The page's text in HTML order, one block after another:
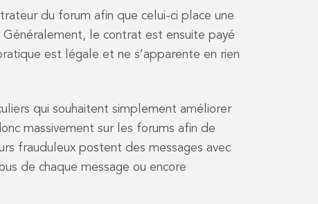
du forum afin que celui-ci place une
le contrat est ensuite payé
est légale et ne s’apparente en rien
qui souhaitent simplement améliorer
massivement sur les forums afin de
frauduleux postent des messages avec
de chaque message ou encore